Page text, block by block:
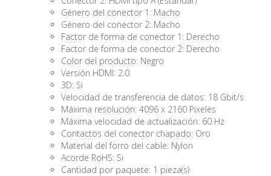
Género del conector 1: Macho
Género del conector 2: Macho
Factor de forma de conector 1: Derecho
Factor de forma de conector 2: Derecho
Color del producto: Negro
Versión HDMI: 2.0
3D: Si
Velocidad de transferencia de datos: 18 Gbit/s
Máxima resolución: 4096 x 2160 Pixeles
Máxima velocidad de actualización: 60 Hz
Contactos del conector chapado: Oro
Material del forro del cable: Nylon
Acorde RoHS: Si
Cantidad por paquete: 1 pieza(s)